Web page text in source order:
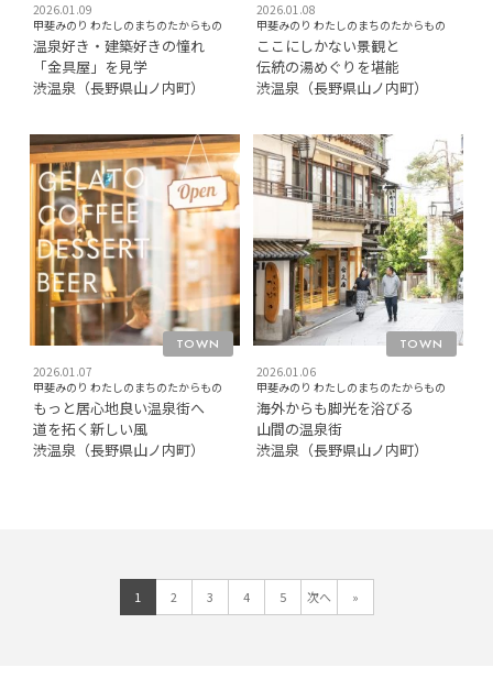
2026.01.09
甲斐みのり わたしのまちのたからもの
温泉好き・建築好きの憧れ
「金具屋」を見学
渋温泉（長野県山ノ内町）
2026.01.08
甲斐みのり わたしのまちのたからもの
ここにしかない景観と
伝統の湯めぐりを堪能
渋温泉（長野県山ノ内町）
2026.01.07
TOWN
甲斐みのり わたしのまちのたからもの
もっと居心地良い温泉街へ
道を拓く新しい風
渋温泉（長野県山ノ内町）
2026.01.06
TOWN
甲斐みのり わたしのまちのたからもの
海外からも脚光を浴びる
山間の温泉街
渋温泉（長野県山ノ内町）
1 2 3 4 5 次へ »